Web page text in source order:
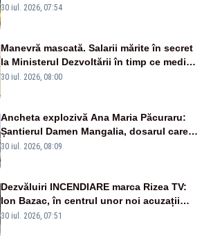
30 iul. 2026, 07:54
Manevră mascată. Salarii mărite în secret
la Ministerul Dezvoltării în timp ce medicii
ies în stradă
30 iul. 2026, 08:00
Ancheta explozivă Ana Maria Păcuraru:
Șantierul Damen Mangalia, dosarul care
scufundă apărarea României
30 iul. 2026, 08:09
Dezvăluiri INCENDIARE marca Rizea TV:
Ion Bazac, în centrul unor noi acuzații
publice
30 iul. 2026, 07:51